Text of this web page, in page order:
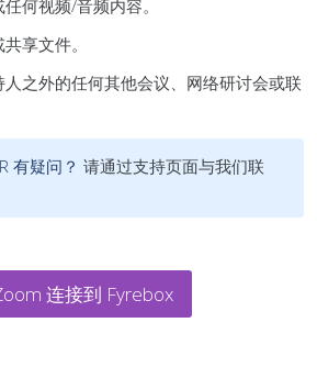
何视频/音频内容。
享文件。
之外的任何其他会议、网络研讨会或联
有疑问？ 请通过支持页面与我们联
连接到 Fyrebox